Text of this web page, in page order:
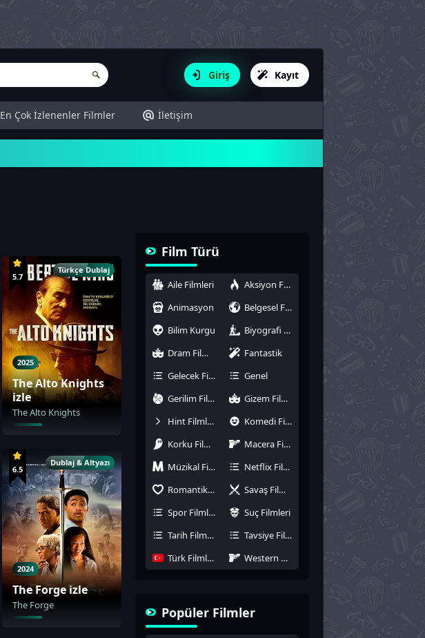
Giriş Kayıt
En Çok İzlenenler Filmler İletişim
5.7
Türkçe Dublaj
2025
The Alto Knights
izle
The Alto Knights
6.5
Dublaj & Altyazı
2024
The Forge izle
The Forge
Film Türü
Aile Filmleri
Aksiyon Filmleri
Animasyon
Belgesel Filmleri
Bilim Kurgu
Biyografi Filmleri
Dram Filmleri
Fantastik
Gelecek Filmler
Genel
Gerilim Filmleri
Gizem Filmleri
Hint Filmleri
Komedi Filmleri
Korku Filmleri
Macera Filmleri
Müzikal Filmler
Netflix Filmleri
Romantik Filmler
Savaş Filmleri
Spor Filmleri
Suç Filmleri
Tarih Filmleri
Tavsiye Filmler
Türk Filmleri
Western Filmler
Popüler Filmler